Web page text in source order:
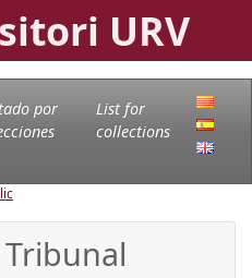
URV
por
List for
collections